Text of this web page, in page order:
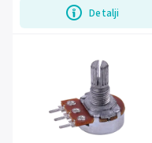
Detalji